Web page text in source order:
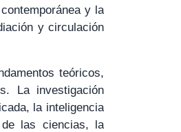
y la
y circulación
teóricos,
La investigación
la inteligencia
de las ciencias, la